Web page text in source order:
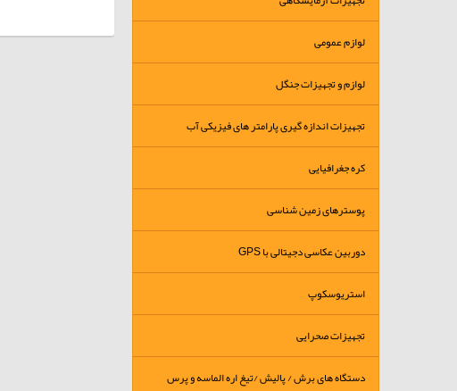
لوازم عمومی
لوازم و تجهیزات جنگل
تجهیزات اندازه گیری پارامتر های فیزیکی آب
کره جغرافیایی
پوسترهای زمین شناسی
دوربین عکاسی دجیتالی با GPS
استریوسکوپ
تجهیزات صحرایی
دستگاه های برش / پالیش /تیغ اره الماسه و پرس